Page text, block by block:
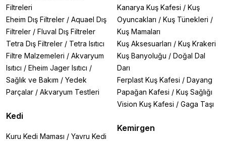
Filtreleri
Eheim Dış Filtreler / Aquael Dış
Filtreler / Fluval Dış Filtreler
Tetra Dış Filtreler / Tetra Isıtıcı
Filtre Malzemeleri / Akvaryum
Isıtıcı / Eheim Jager Isıtıcı /
Sağlık ve Bakım / Yedek
Parçalar / Akvaryum Testleri
Kedi
Kuru Kedi Maması / Yavru Kedi
Kanarya Kuş Kafesi / Kuş
Oyuncakları / Kuş Tünekleri /
Kuş Mamaları
Kuş Aksesuarları / Kuş Krakeri
Kuş Banyoluğu / Doğal Dal
Darı
Ferplast Kuş Kafesi / Dayang
Papağan Kafesi / Kuş Sağlığı
Vision Kuş Kafesi / Gaga Taşı
Kemirgen